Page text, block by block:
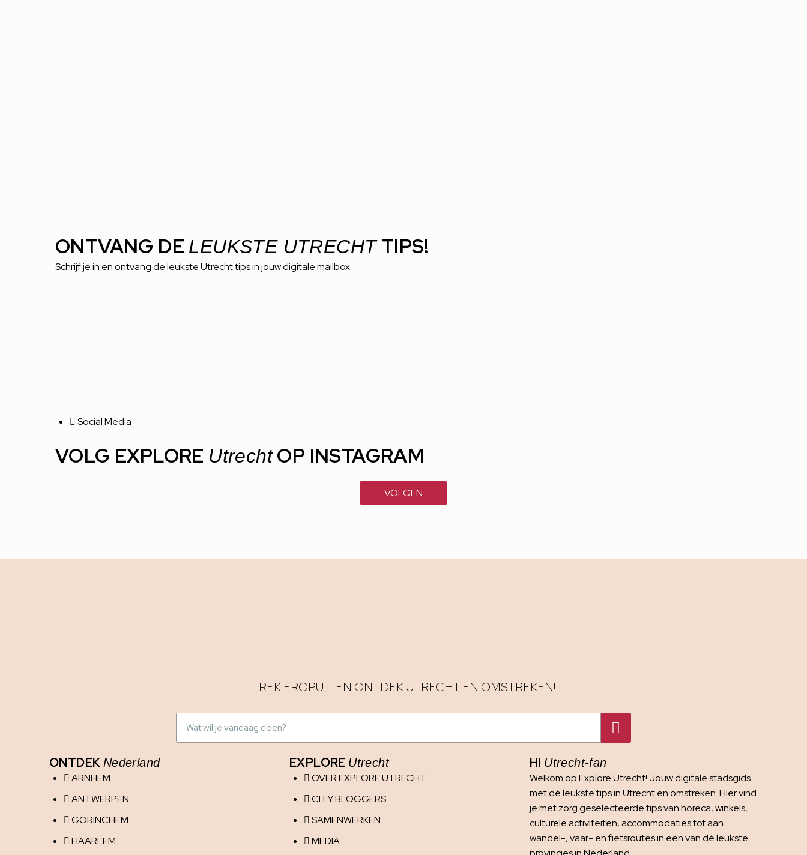
ONTVANG DE LEUKSTE UTRECHTTIPS!
Schrijf je in en ontvang de leukste Utrecht tips in jouw digitale mailbox.
Social Media
VOLG EXPLORE UtrechtOP INSTAGRAM
VOLGEN
TREK EROPUIT EN ONTDEK UTRECHT EN OMSTREKEN!
ONTDEK Nederland
ARNHEM
ANTWERPEN
GORINCHEM
HAARLEM
EXPLORE Utrecht
OVER EXPLORE UTRECHT
CITY BLOGGERS
SAMENWERKEN
MEDIA
HI Utrecht-fan
Welkom op Explore Utrecht! Jouw digitale stadsgids
met dé leukste tips in Utrecht en omstreken. Hier vind
je met zorg geselecteerde tips van horeca, winkels,
culturele activiteiten, accommodaties tot aan
wandel-, vaar- en fietsroutes in een van dé leukste